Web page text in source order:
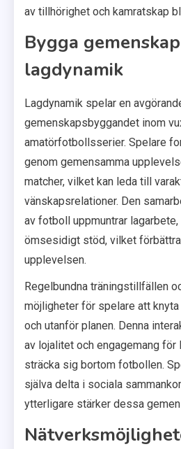
av tillhörighet och kamratskap
Bygga
lagdynamik
Lagdynamik spelar en
gemenskapsbyggandet inom
amatörfotbollsserier. Spelare
genom gemensamma
matcher, vilket kan leda till
vänskapsrelationer. Den
av fotboll uppmuntrar
ömsesidigt stöd, vilket
upplevelsen.
Regelbundna träningstillfällen
möjligheter för spelare att
och utanför planen. Denna
av lojalitet och engagemang för
sträcka sig bortom fotbollen.
själva delta i sociala
ytterligare stärker dessa